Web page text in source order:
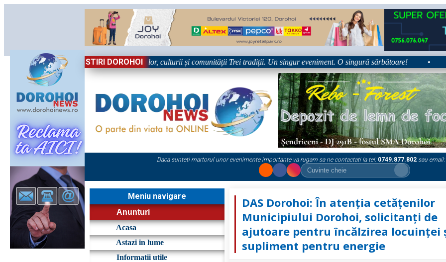
STIRI DOROHOI
– trei zile dedicate tradițiilor, culturii și comunității Trei tradiții. Un singur eveniment. O singură sărbătoare! •
Daca sunteti martorul unor evenimente importante va rugam sa ne contactati la tel: 0749.877.802 sau email:
Meniu navigare
Anunturi
Acasa
Astazi in lume
Informatii utile
DAS Dorohoi: În atenția cetățenilor
Municipiului Dorohoi, solicitanți de
ajutoare pentru încălzirea locuinței
supliment pentru energie